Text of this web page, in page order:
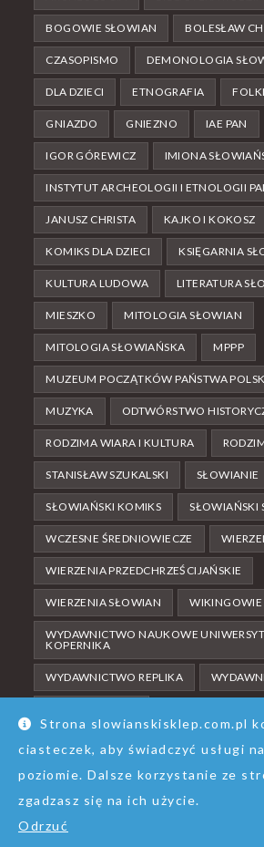
Strona slowianskisklep.com.pl
ciasteczek, aby świadczyć usługi
poziomie. Dalsze korzystanie ze
zgadzasz się na ich użycie.
Odrzuć
BOGOWIE SŁOWIAN BOLESŁAW
CZASOPISMO DEMONOLOGIA
DLA DZIECI ETNOGRAFIA
GNIAZDO GNIEZNO IAE PAN
IGOR GÓREWICZ IMIONA
INSTYTUT ARCHEOLOGII I ETNOLOGII
JANUSZ CHRISTA KAJKO I KOKOSZ
KOMIKS DLA DZIECI KSIĘGARNIA
KULTURA LUDOWA LITERATURA
MIESZKO MITOLOGIA SŁOWIAN
MITOLOGIA SŁOWIAŃSKA MPPP
MUZEUM POCZĄTKÓW PAŃSTWA
MUZYKA ODTWÓRSTWO
RODZIMA WIARA I KULTURA
STANISŁAW SZUKALSKI SŁOWIANIE
SŁOWIAŃSKI KOMIKS SŁOWIAŃSKI
WCZESNE ŚREDNIOWIECZE
WIERZENIA PRZEDCHRZEŚCIJAŃSKIE
WIERZENIA SŁOWIAN WIKINGOWIE
WYDAWNICTWO NAUKOWE
KOPERNIKA
WYDAWNICTWO REPLIKA
O nas Kontakt Regulamin